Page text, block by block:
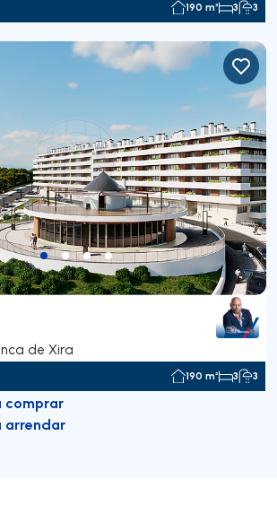
190 m² 3 3
de Xira
190 m² 3 3
comprar
arrendar